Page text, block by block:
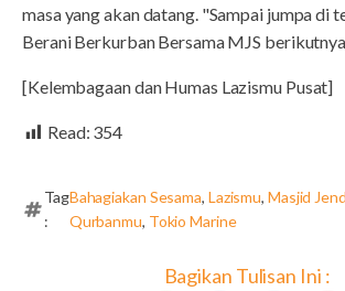
masa yang akan datang. "Sampai jumpa di
Berani Berkurban Bersama MJS
[Kelembagaan dan Humas Lazismu Pusat]
Read: 354
Tag
:
Bahagiakan Sesama, Lazismu, Masjid
Qurbanmu, Tokio Marine
Bagikan Tulisan Ini :